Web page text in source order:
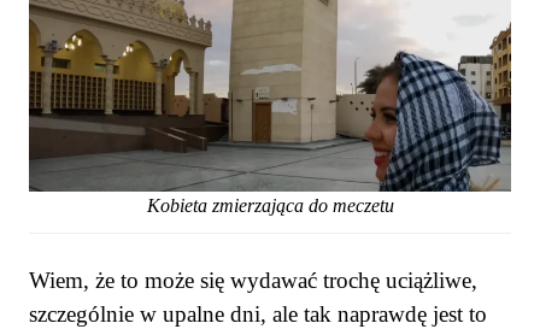
Kobieta zmierzająca do meczetu
Wiem, że to może się wydawać trochę uciążliwe,
szczególnie w upalne dni, ale tak naprawdę jest to